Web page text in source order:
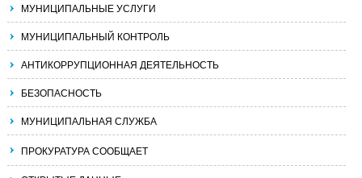
МУНИЦИПАЛЬНЫЕ УСЛУГИ
МУНИЦИПАЛЬНЫЙ КОНТРОЛЬ
АНТИКОРРУПЦИОННАЯ ДЕЯТЕЛЬНОСТЬ
БЕЗОПАСНОСТЬ
МУНИЦИПАЛЬНАЯ СЛУЖБА
ПРОКУРАТУРА СООБЩАЕТ